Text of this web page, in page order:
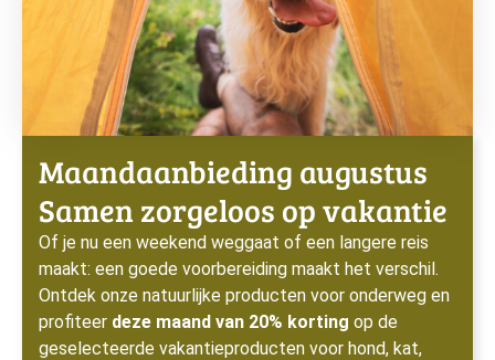
Maandaanbieding augustus
Samen zorgeloos op vakantie
maakt: een goede voorbereiding maakt het verschil.
Ontdek onze natuurlijke producten voor onderweg en
profiteer deze maand van 20% kortingop de
geselecteerde vakantieproducten voor hond, kat,
paard en pony.